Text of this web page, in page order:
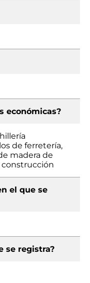
económicas?
de ferretería,
madera de
construcción
el que se
se registra?